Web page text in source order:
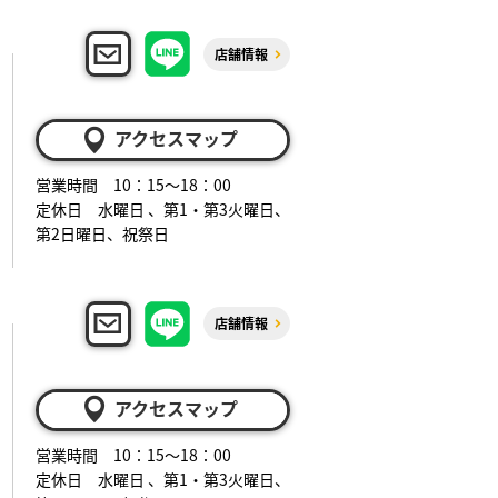
店舗情報
アクセスマップ
営業時間 10：15～18：00
定休日 水曜日 、第1・第3火曜日、
第2日曜日、祝祭日
店舗情報
アクセスマップ
営業時間 10：15～18：00
定休日 水曜日 、第1・第3火曜日、